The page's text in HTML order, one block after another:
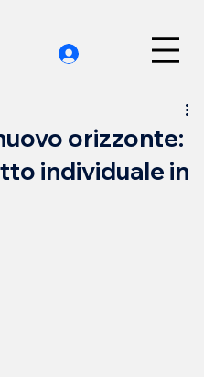
orizzonte:
individuale in